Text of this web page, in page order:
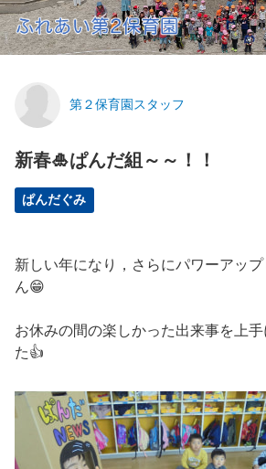
第２保育園スタッフ
新春🎍ぱんだ組～～！！
ぱんだぐみ
新しい年になり，さらにパワーアッ
ん😁
お休みの間の楽しかった出来事を上
た👍